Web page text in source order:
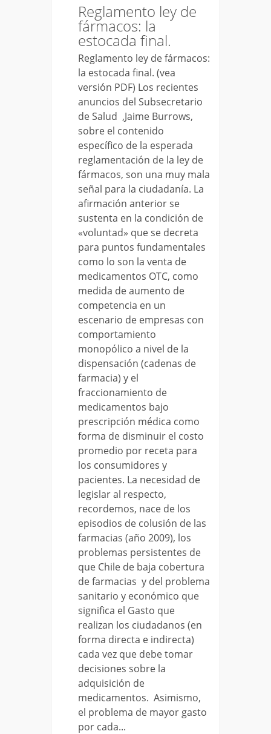
Reglamento ley de
fármacos: la
estocada final.
Reglamento ley de fármacos:
la estocada final. (vea
versión PDF) Los recientes
anuncios del Subsecretario
de Salud ,Jaime Burrows,
sobre el contenido
específico de la esperada
reglamentación de la ley de
fármacos, son una muy mala
señal para la ciudadanía. La
afirmación anterior se
sustenta en la condición de
«voluntad» que se decreta
para puntos fundamentales
como lo son la venta de
medicamentos OTC, como
medida de aumento de
competencia en un
escenario de empresas con
comportamiento
monopólico a nivel de la
dispensación (cadenas de
farmacia) y el
fraccionamiento de
medicamentos bajo
prescripción médica como
forma de disminuir el costo
promedio por receta para
los consumidores y
pacientes. La necesidad de
legislar al respecto,
recordemos, nace de los
episodios de colusión de las
farmacias (año 2009), los
problemas persistentes de
que Chile de baja cobertura
de farmacias y del problema
sanitario y económico que
significa el Gasto que
realizan los ciudadanos (en
forma directa e indirecta)
cada vez que debe tomar
decisiones sobre la
adquisición de
medicamentos. Asimismo,
el problema de mayor gasto
por cada...